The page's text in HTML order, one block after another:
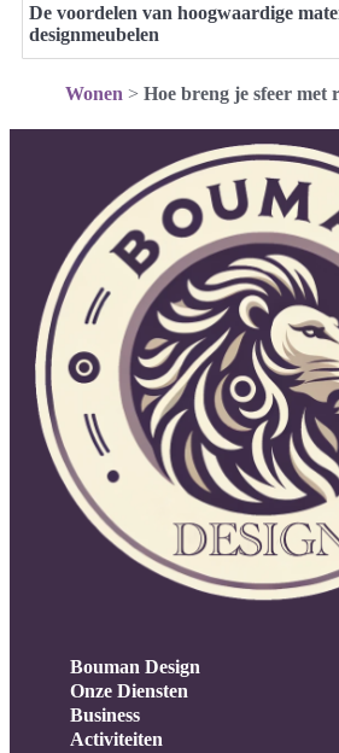
De voordelen van hoogwaardige
designmeubelen
Wonen > Hoe breng je sfeer met
Bouman Design
Onze Diensten
Business
Activiteiten